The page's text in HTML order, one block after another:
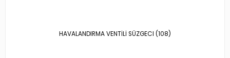
HAVALANDIRMA VENTİLİ SÜZGECI (108)